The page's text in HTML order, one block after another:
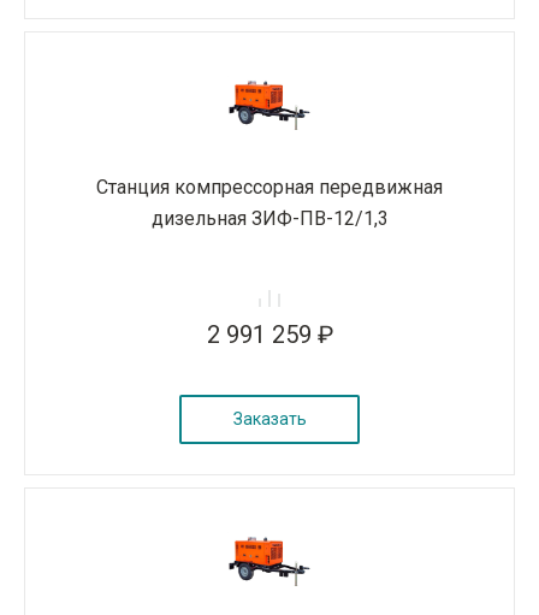
Станция компрессорная передвижная
дизельная ЗИФ-ПВ-12/1,3
2 991 259 ₽
Заказать